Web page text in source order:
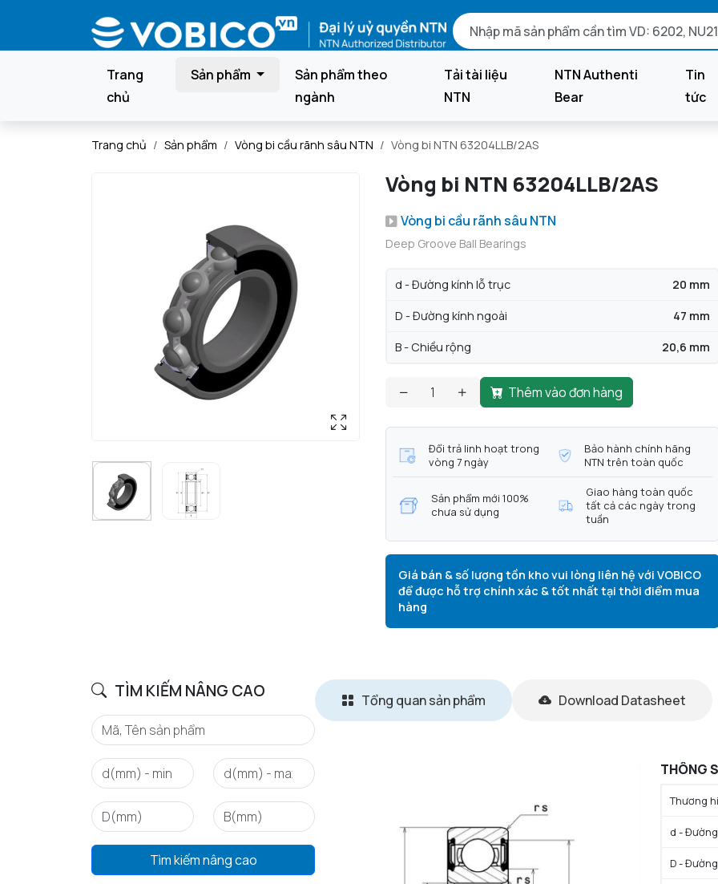
Trang
chủ
Sản phẩm
Sản phẩm theo
ngành
Tải tài liệu
NTN
NTN Authenti
Bear
Tin
tức
Trang chủ Sản phẩm Vòng bi cầu rãnh sâu NTN Vòng bi NTN 63204LLB/2AS
Vòng bi NTN 63204LLB/2AS
Vòng bi cầu rãnh sâu NTN
Deep Groove Ball Bearings
d - Đường kính lỗ trục 20 mm
D - Đường kính ngoài 47 mm
B - Chiều rộng 20,6 mm
Thêm vào đơn hàng
Đổi trả linh hoạt trong
vòng 7 ngày
Bảo hành chính hãng
NTN trên toàn quốc
Sản phẩm mới 100%
chưa sử dụng
Giao hàng toàn quốc
tất cả các ngày trong
tuần
Giá bán & số lượng tồn kho vui lòng liên hệ với VOBICO
để được hỗ trợ chính xác & tốt nhất tại thời điểm mua
hàng
TÌM KIẾM NÂNG CAO
Tìm kiếm nâng cao
Tổng quan sản phẩm Download Datasheet
THÔNG
Thương
d -
D -